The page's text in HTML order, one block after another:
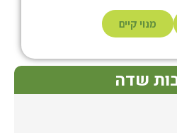
מנוי קיים
שדה